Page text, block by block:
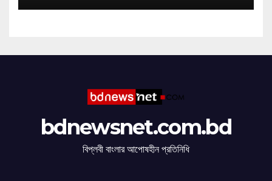
bdnewsnet.com.bd
বিপ্লবী বাংলার আপোষহীন প্রতিনিধি